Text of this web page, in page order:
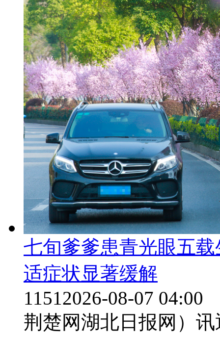
七旬爹爹患青光眼五
适症状显著缓解
11512026-08-07 04:00
荆楚网湖北日报网）